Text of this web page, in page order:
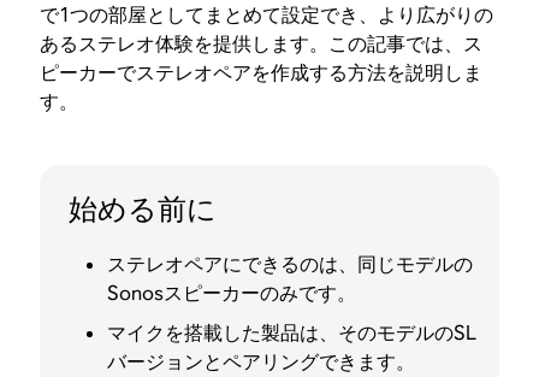
で1つの部屋としてまとめて設定でき、より広がりの
あるステレオ体験を提供します。この記事では、ス
ピーカーでステレオペアを作成する方法を説明しま
す。
始める前に
ステレオペアにできるのは、同じモデルの
Sonosスピーカーのみです。
マイクを搭載した製品は、そのモデルのSL
バージョンとペアリングできます。